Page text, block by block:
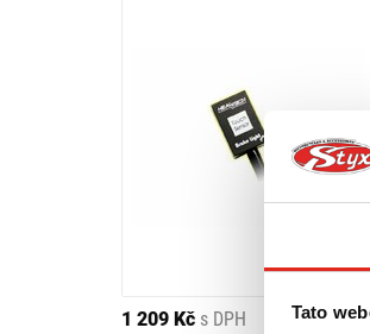
Tato
1 209 Kč s DPH